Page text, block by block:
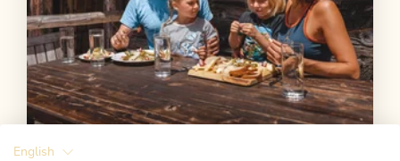
3-Tages-Familientour (2026
English